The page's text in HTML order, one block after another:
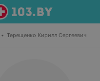
• Терещенко Кирилл Сергеевич